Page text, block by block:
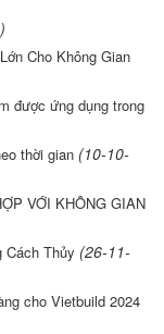
Cho Không Gian
được ứng dụng trong
thời gian (10-10-
VỚI KHÔNG GIAN
Cách Thủy (26-11-
cho Vietbuild 2024